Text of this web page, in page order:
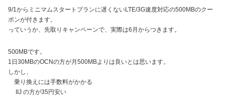
9/1からミニマムスタートプランに遅くないLTE/3G速度対応の500MBのクー
ポンが付きます。
っていうか、先取りキャンペーンで、実際は6月からつきます。
500MBです。
1日30MBのOCNの方が月500MBよりは良いとは思います。
しかし、
乗り換えには手数料がかかる
IIJ の方が35円安い